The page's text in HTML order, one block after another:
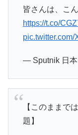
皆さんは、こ
https://t.co/
pic.twitter.com/
— Sputnik 日
【このままで
題】